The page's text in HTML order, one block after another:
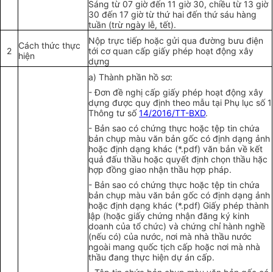
Sáng từ 07 giờ đến 11 giờ 30, chiều từ 13 giờ
30 đến 17 giờ từ thứ hai đến thứ sáu hàng
tuần (trừ ngày lễ, tết).
2
Cách thức thực
hiện
Nộp trực tiếp hoặc gửi qua đường bưu điện
tới cơ quan cấp giấy phép hoạt động xây
dựng
a) Thành phần hồ sơ:
- Đơn đề nghị cấp giấy phép hoạt động xây
dựng được quy định theo mẫu tại Phụ lục số 1
Thông tư số14/2016/TT-BXD.
- Bản sao có chứng thực hoặc tệp tin chứa
bản chụp màu văn bản gốc có định dạng ảnh
hoặc định dạng khác (*.pdf) văn bản về kết
quả đấu thầu hoặc quyết định chọn thầu hặc
hợp đồng giao nhận thầu hợp pháp.
- Bản sao có chứng thực hoặc tệp tin chứa
bản chụp màu văn bản gốc có định dạng ảnh
hoặc định dạng khác (*.pdf) Giấy phép thành
lập (hoặc giấy chứng nhận đăng ký kinh
doanh của tổ chức) và chứng chỉ hành nghề
(nếu có) của nước, nơi mà nhà thầu nước
ngoài mang quốc tịch cấp hoặc nơi mà nhà
thầu đang thực hiện dự án cấp.